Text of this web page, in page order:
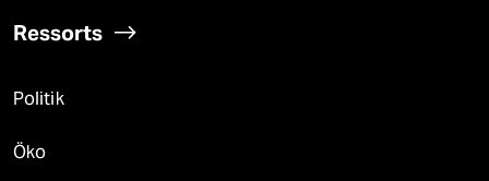
Ressorts
Politik
Öko